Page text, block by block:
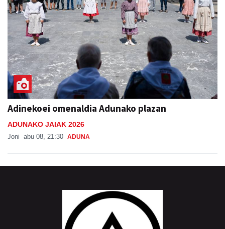
Adinekoei omenaldia Adunako plazan
ADUNAKO JAIAK 2026
Joni abu 08, 21:30 ADUNA